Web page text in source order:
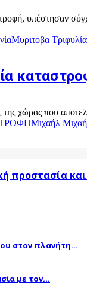
υπέστησαν
Μυριτοβα
χώρας που
Μιχαήλ
προστασία
στον πλανήτη...
με τον...